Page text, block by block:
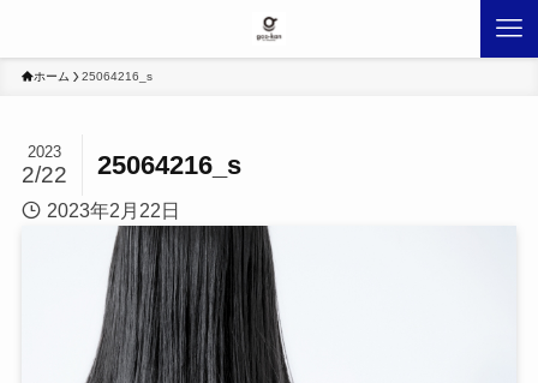
ホーム 25064216_s
25064216_s
2023
2/22
2023年2月22日